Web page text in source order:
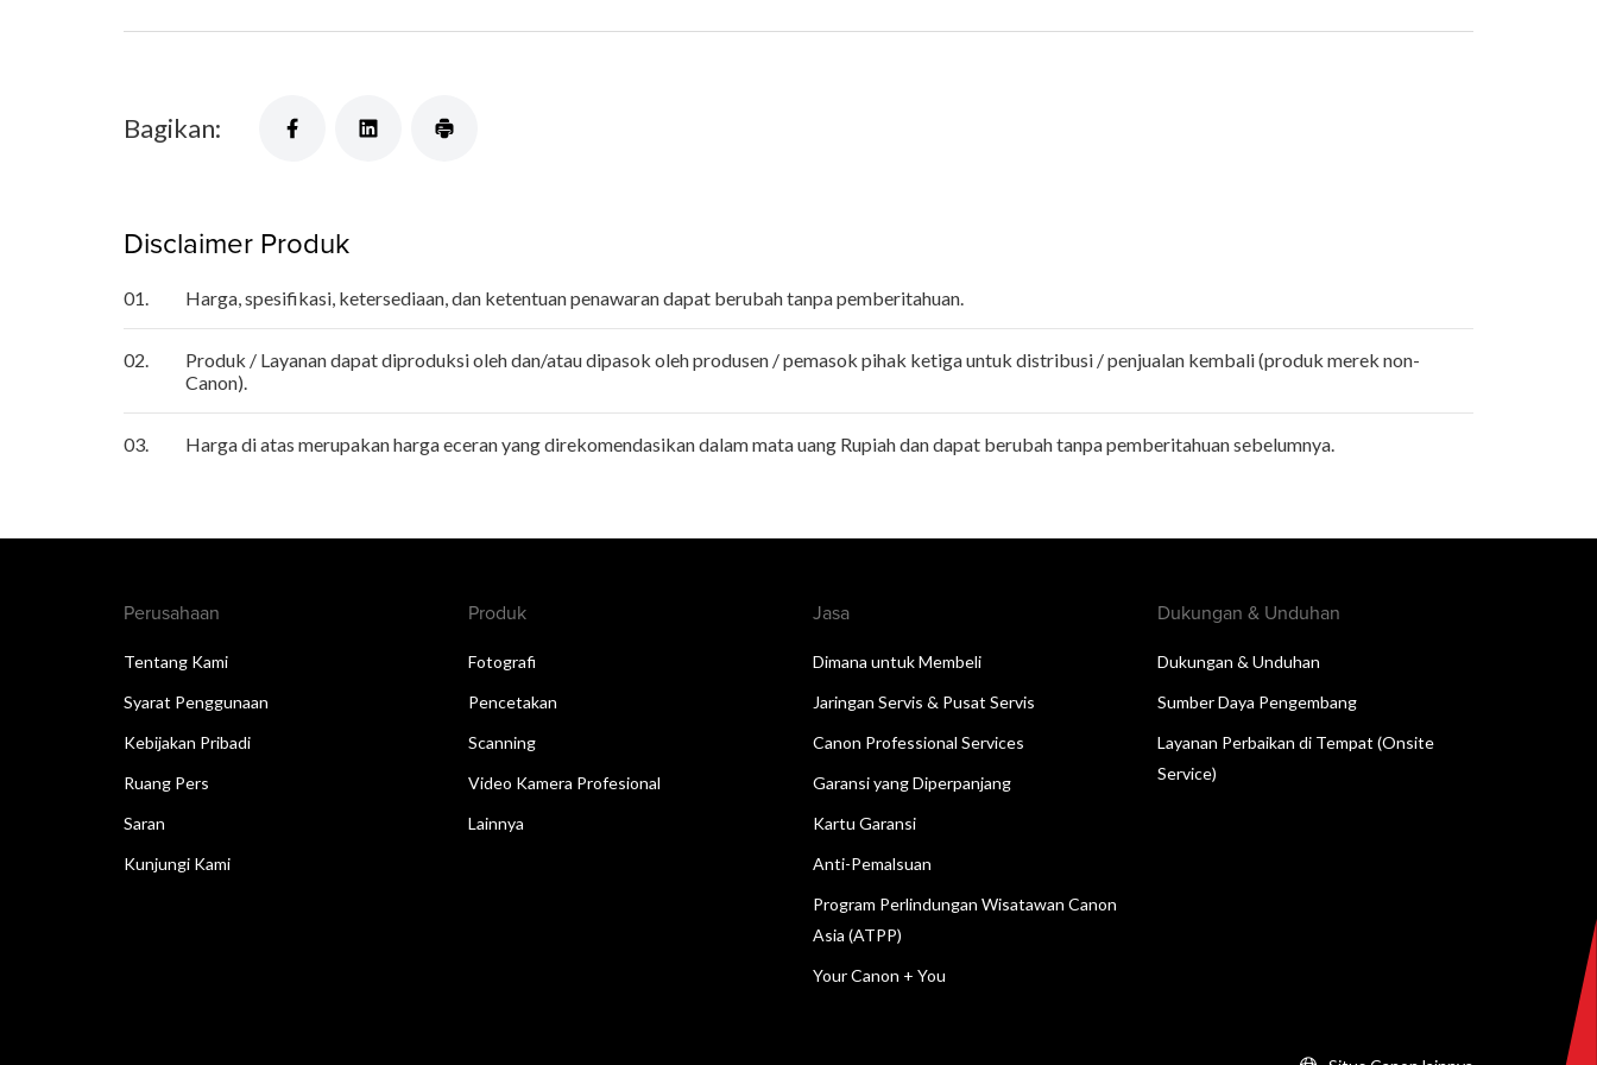
Bagikan:
Disclaimer Produk
01. Harga, spesifikasi, ketersediaan, dan ketentuan penawaran dapat berubah tanpa pemberitahuan.
02.
Produk / Layanan dapat diproduksi oleh dan/atau dipasok oleh produsen / pemasok pihak ketiga untuk distribusi / penjualan kembali (produk merek non-
Canon).
03. Harga di atas merupakan harga eceran yang direkomendasikan dalam mata uang Rupiah dan dapat berubah tanpa pemberitahuan sebelumnya.
Perusahaan
Tentang Kami
Syarat Penggunaan
Kebijakan Pribadi
Ruang Pers
Saran
Kunjungi Kami
Produk
Fotografi
Pencetakan
Scanning
Video Kamera Profesional
Lainnya
Jasa
Dimana untuk Membeli
Jaringan Servis & Pusat Servis
Canon Professional Services
Garansi yang Diperpanjang
Kartu Garansi
Anti-Pemalsuan
Program Perlindungan Wisatawan Canon
Asia (ATPP)
Your Canon + You
Dukungan & Unduhan
Dukungan & Unduhan
Sumber Daya Pengembang
Layanan Perbaikan di Tempat (Onsite
Service)